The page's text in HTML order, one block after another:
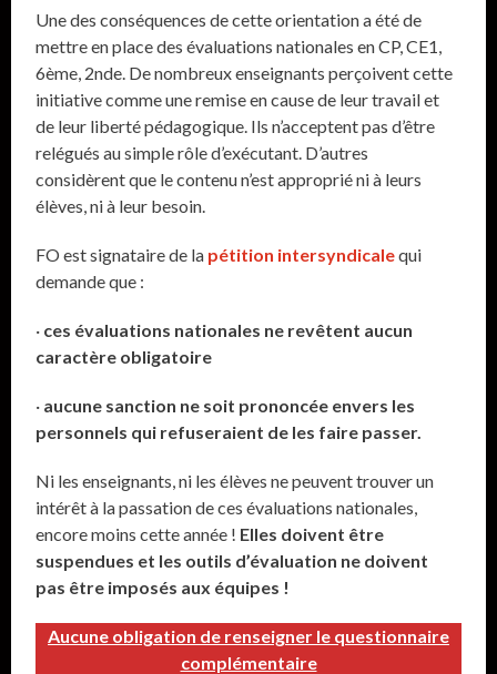
Une des conséquences de cette orientation a été de
mettre en place des évaluations nationales en CP, CE1,
6ème, 2nde. De nombreux enseignants perçoivent cette
initiative comme une remise en cause de leur travail et
de leur liberté pédagogique. Ils n’acceptent pas d’être
relégués au simple rôle d’exécutant. D’autres
considèrent que le contenu n’est approprié ni à leurs
élèves, ni à leur besoin.
FO est signataire de la pétition intersyndicalequi
demande que :
· ces évaluations nationales ne revêtent aucun
caractère obligatoire
· aucune sanction ne soit prononcée envers les
personnels qui refuseraient de les faire passer.
Ni les enseignants, ni les élèves ne peuvent trouver un
intérêt à la passation de ces évaluations nationales,
encore moins cette année ! Elles doivent être
suspendues et les outils d’évaluation ne doivent
pas être imposés aux équipes !
Aucune obligation de renseigner le questionnaire
complémentaire